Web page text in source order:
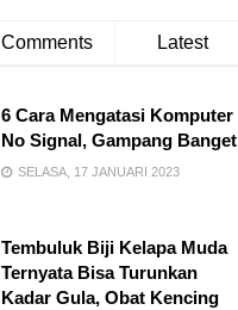
Comments Latest
6 Cara Mengatasi Komputer
No Signal, Gampang Banget
SELASA, 17 JANUARI 2023
Tembuluk Biji Kelapa Muda
Ternyata Bisa Turunkan
Kadar Gula, Obat Kencing